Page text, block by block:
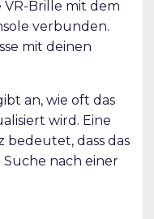
VR-Brille mit dem
verbunden.
mit deinen
an, wie oft das
wird. Eine
dass das
Suche nach einer